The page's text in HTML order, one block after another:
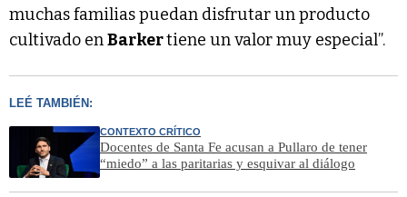
muchas familias puedan disfrutar un producto
cultivado enBarkertiene un valor muy especial”.
LEÉ TAMBIÉN:
CONTEXTO CRÍTICO
Docentes de Santa Fe acusan a Pullaro de tener
“miedo” a las paritarias y esquivar al diálogo